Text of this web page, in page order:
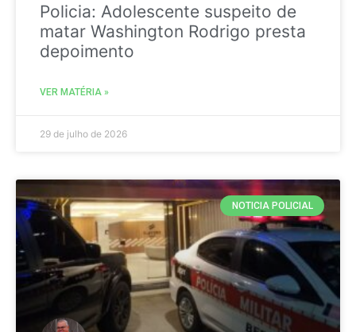
Policia: Adolescente suspeito de
matar Washington Rodrigo presta
depoimento
VER MATÉRIA »
29 de julho de 2026
NOTICIA POLICIAL